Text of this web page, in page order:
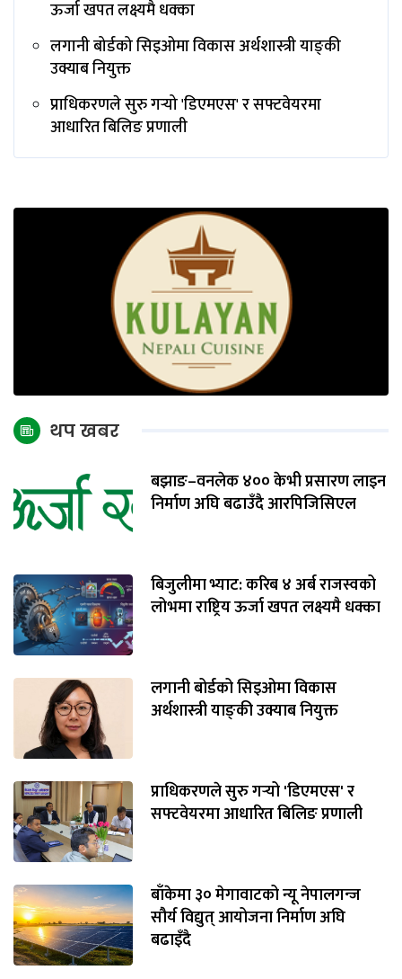
ऊर्जा खपत लक्ष्यमै धक्का
लगानी बोर्डको सिइओमा विकास अर्थशास्त्री याङ्‌की
उक्याब नियुक्त
प्राधिकरणले सुरु गर्‍यो 'डिएमएस' र सफ्टवेयरमा
आधारित बिलिङ प्रणाली
थप खबर
बझाङ–वनलेक ४०० केभी प्रसारण लाइन
निर्माण अघि बढाउँदै आरपिजिसिएल
बिजुलीमा भ्याट: करिब ४ अर्ब राजस्वको
लोभमा राष्ट्रिय ऊर्जा खपत लक्ष्यमै धक्का
लगानी बोर्डको सिइओमा विकास
अर्थशास्त्री याङ्‌की उक्याब नियुक्त
प्राधिकरणले सुरु गर्‍यो 'डिएमएस' र
सफ्टवेयरमा आधारित बिलिङ प्रणाली
बाँकेमा ३० मेगावाटको न्यू नेपालगन्ज
सौर्य विद्युत् आयोजना निर्माण अघि
बढाइँदै